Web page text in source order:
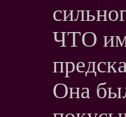
ЧТО
Она